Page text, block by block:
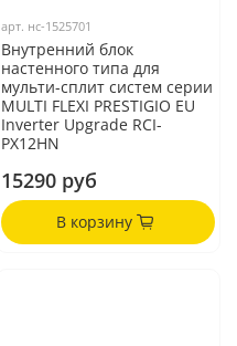
арт. нс-1525701
Внутренний блок
настенного типа для
мульти-сплит систем серии
MULTI FLEXI PRESTIGIO EU
Inverter Upgrade RCI-
PX12HN
15290 руб
В корзину